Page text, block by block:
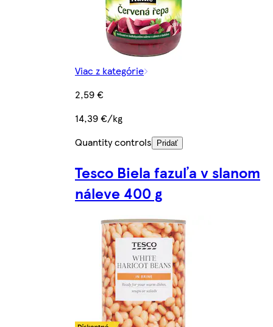
Viac z kategórie
2,59 €
14,39 €/kg
Quantity controls
Pridať
Tesco Biela fazuľa v slanom
náleve 400 g